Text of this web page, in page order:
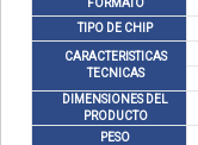
TIPO DE CHIP
CARACTERISTICAS
TECNICAS
DIMENSIONES DEL
PRODUCTO
PESO